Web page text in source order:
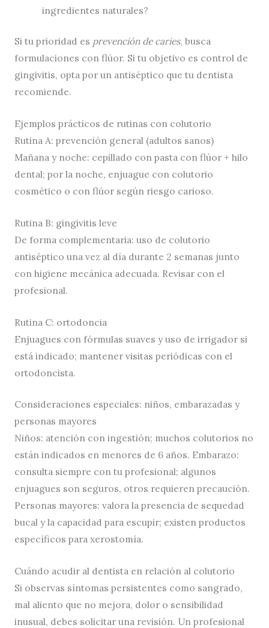
ingredientes naturales?
Si tu prioridad es prevención de caries, busca
formulaciones con flúor. Si tu objetivo es control de
gingivitis, opta por un antiséptico que tu dentista
recomiende.
Ejemplos prácticos de rutinas con colutorio
Rutina A: prevención general (adultos sanos)
Mañana y noche: cepillado con pasta con flúor + hilo
dental; por la noche, enjuague con colutorio
cosmético o con flúor según riesgo carioso.
Rutina B: gingivitis leve
De forma complementaria: uso de colutorio
antiséptico una vez al día durante 2 semanas junto
con higiene mecánica adecuada. Revisar con el
profesional.
Rutina C: ortodoncia
Enjuagues con fórmulas suaves y uso de irrigador si
está indicado; mantener visitas periódicas con el
ortodoncista.
Consideraciones especiales: niños, embarazadas y
personas mayores
Niños: atención con ingestión; muchos colutorios no
están indicados en menores de 6 años. Embarazo:
consulta siempre con tu profesional; algunos
enjuagues son seguros, otros requieren precaución.
Personas mayores: valora la presencia de sequedad
bucal y la capacidad para escupir; existen productos
específicos para xerostomía.
Cuándo acudir al dentista en relación al colutorio
Si observas síntomas persistentes como sangrado,
mal aliento que no mejora, dolor o sensibilidad
inusual, debes solicitar una revisión. Un profesional